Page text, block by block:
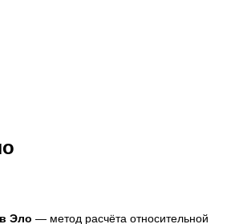
Эло — метод расчёта относительной